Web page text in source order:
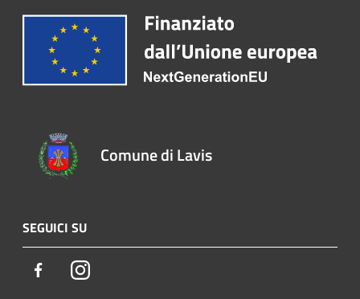
Comune di Lavis
SEGUICI SU
FacebookInstagram